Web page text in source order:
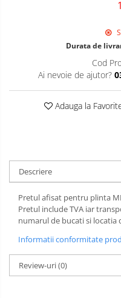
Sigurante Schneider
Tablouri Gewiss
Durata de
Cod
Ai nevoie de ajutor?
Adauga la
Descriere
Pretul afisat pentru plinta
Pretul include TVA iar
numarul de bucati si locatia
Informatii conformitate
Review-uri(0)